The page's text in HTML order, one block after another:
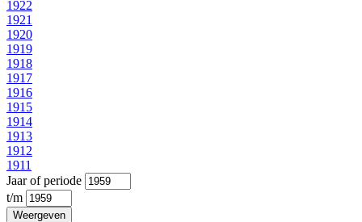
1922
1921
1920
1919
1918
1917
1916
1915
1914
1913
1912
1911
Jaar of periode
t/m